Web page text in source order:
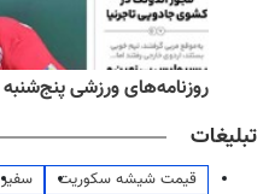
روزنامه‌های ورزشی پنج‌شنبه ۱۵ مرداد ۱۴۰۵
تبلیغات
قیمت شیشه سکوریت سفیر